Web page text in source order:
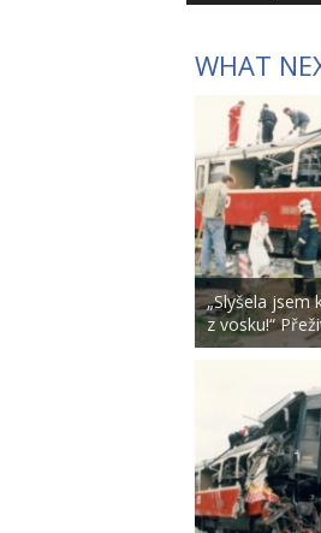
WHAT
„Slyšela jsem
z vosku!“